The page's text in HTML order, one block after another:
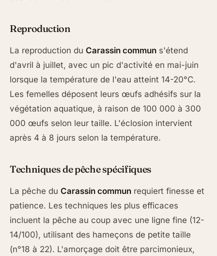
Reproduction
La reproduction du Carassin commun s'étend
d'avril à juillet, avec un pic d'activité en mai-juin
lorsque la température de l'eau atteint 14-20°C.
Les femelles déposent leurs œufs adhésifs sur la
végétation aquatique, à raison de 100 000 à 300
000 œufs selon leur taille. L'éclosion intervient
après 4 à 8 jours selon la température.
Techniques de pêche spécifiques
La pêche du Carassin commun requiert finesse et
patience. Les techniques les plus efficaces
incluent la pêche au coup avec une ligne fine (12-
14/100), utilisant des hameçons de petite taille
(n°18 à 22). L'amorçage doit être parcimonieux,